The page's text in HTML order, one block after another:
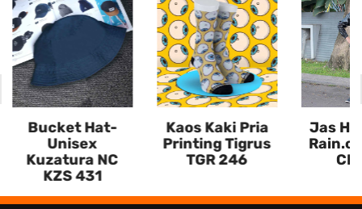
Bucket Hat-
Unisex
Kuzatura NC
KZS 431
Kaos Kaki Pria
Printing Tigrus
TGR 246
Jas
CL